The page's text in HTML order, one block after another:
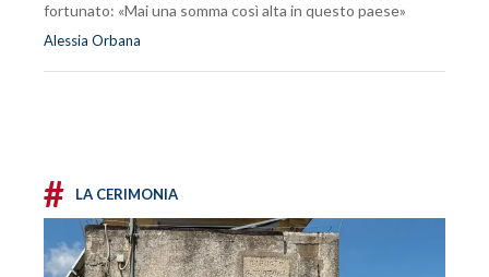
fortunato: «Mai una somma così alta in questo paese»
Alessia Orbana
# LA CERIMONIA